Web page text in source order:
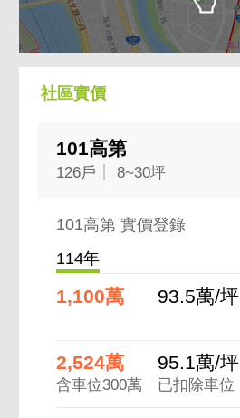
社區實價
101高第
126戶 8~30坪
101高第 實價登錄
114年
1,100萬 93.5萬/坪
2,524萬
含車位300萬
95.1萬/坪
已扣除車位